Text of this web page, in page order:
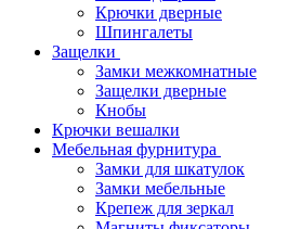
Крючки дверные
Шпингалеты
Защелки
Замки межкомнатные
Защелки дверные
Кнобы
Крючки вешалки
Мебельная фурнитура
Замки для шкатулок
Замки мебельные
Крепеж для зеркал